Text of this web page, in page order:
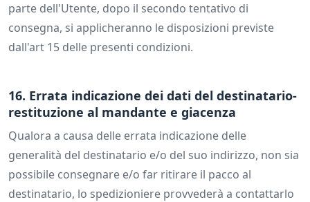
parte dell'Utente, dopo il secondo tentativo di
consegna, si applicheranno le disposizioni previste
dall'art 15 delle presenti condizioni.
16. Errata indicazione dei dati del destinatario-
restituzione al mandante e giacenza
Qualora a causa delle errata indicazione delle
generalità del destinatario e/o del suo indirizzo, non sia
possibile consegnare e/o far ritirare il pacco al
destinatario, lo spedizioniere provvederà a contattarlo